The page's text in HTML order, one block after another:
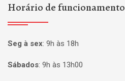
Horário de funcionamento
Seg à sex: 9h às 18h
Sábados: 9h às 13h00